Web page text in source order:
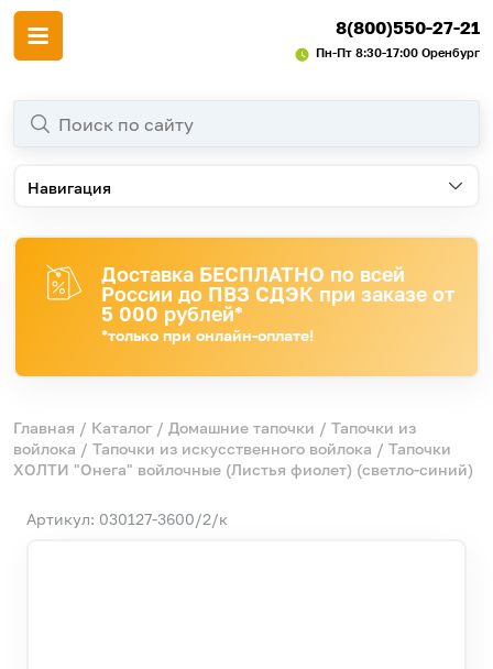
8(800)550-27-21
Пн-Пт 8:30-17:00 Оренбург
Навигация
Доставка БЕСПЛАТНО по всей
России до ПВЗ СДЭК при заказе от
5 000 рублей*
*только при онлайн-оплате!
Главная / Каталог / Домашние тапочки / Тапочки из
войлока / Тапочки из искусственного войлока / Тапочки
ХОЛТИ "Онега" войлочные (Листья фиолет) (светло-синий)
Артикул: 030127-3600/2/к